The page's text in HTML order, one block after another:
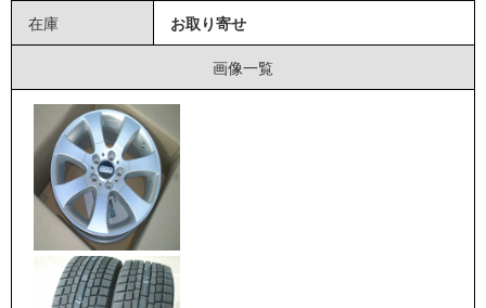
在庫 お取り寄せ
画像一覧